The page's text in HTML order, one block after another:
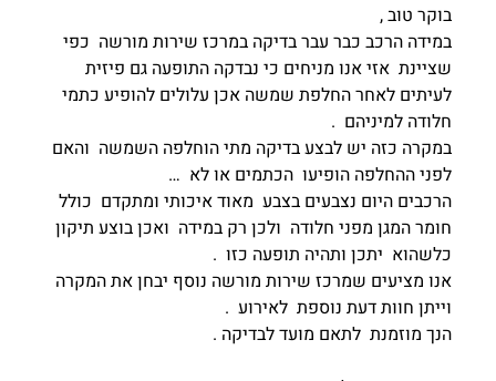
בוקר טוב ,
במידה הרכב כבר עבר בדיקה במרכז שירות מורשה כפי
שציינת אזי אנו מניחים כי נבדקה התופעה גם פיזית
לעיתים לאחר החלפת שמשה אכן עלולים להופיע כתמי
חלודה למיניהם .
במקרה כזה יש לבצע בדיקה מתי הוחלפה השמשה והאם
לפני ההחלפה הופיעו הכתמים או לא …
הרכבים היום נצבעים בצבע מאוד איכותי ומתקדם כולל
חומר המגן מפני חלודה ולכן רק במידה ואכן בוצע תיקון
כלשהוא יתכן ותהיה תופעה כזו .
אנו מציעים שמרכז שירות מורשה נוסף יבחן את המקרה
וייתן חוות דעת נוספת לאירוע .
הנך מוזמנת לתאם מועד לבדיקה .